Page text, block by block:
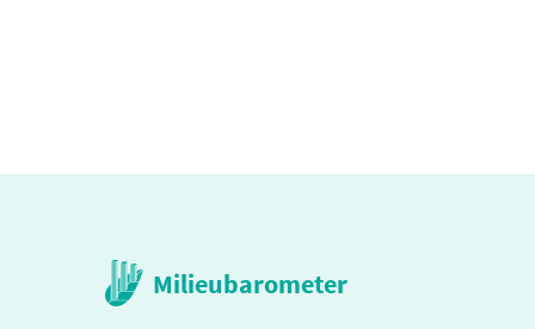
Milieubarometer